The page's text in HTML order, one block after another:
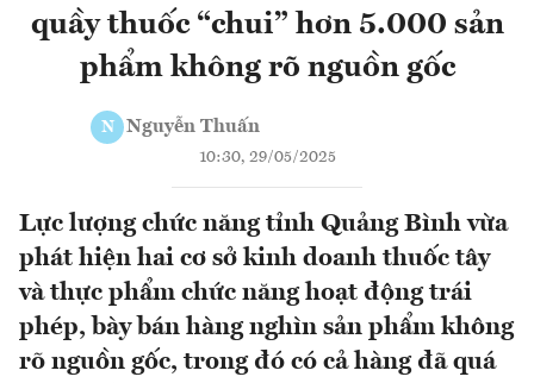
quầy thuốc “chui” hơn 5.000 sản
phẩm không rõ nguồn gốc
N Nguyễn Thuấn
10:30, 29/05/2025
Lực lượng chức năng tỉnh Quảng Bình vừa
phát hiện hai cơ sở kinh doanh thuốc tây
và thực phẩm chức năng hoạt động trái
phép, bày bán hàng nghìn sản phẩm không
rõ nguồn gốc, trong đó có cả hàng đã quá